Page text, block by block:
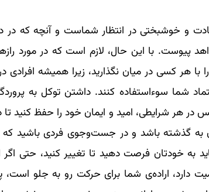
و خوشبختی در انتظار شماست و آنچه که در
پیوست. با این حال، لازم است که در مورد
با هر کسی در میان نگذارید، زیرا همیشه
شما سوءاستفاده کنند. داشتن توکل به
هر شرایطی، امید و ایمان خود را حفظ کنید
به گذشته باشد و در جست‌وجوی فردی باشید که
به خودتان فرصت دهید تا تغییر کنید، حتی
دارد، اراده‌ی شما برای حرکت رو به جلو است،